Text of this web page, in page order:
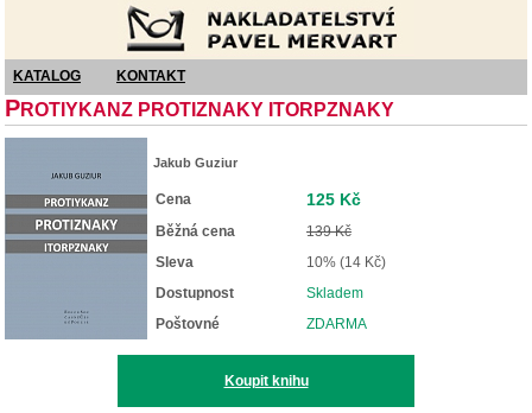
KATALOG KONTAKT
PROTIYKANZ PROTIZNAKY ITORPZNAKY
Jakub Guziur
Cena 125 Kč
Běžná cena
139 Kč
Sleva
10% (14 Kč)
Dostupnost
Skladem
Poštovné
ZDARMA
Koupit knihu